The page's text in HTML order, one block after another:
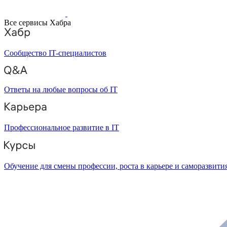
Все сервисы Хабра
Сообщество IT-специалистов
Ответы на любые вопросы об IT
Профессиональное развитие в IT
Обучение для смены профессии, роста в карьере и